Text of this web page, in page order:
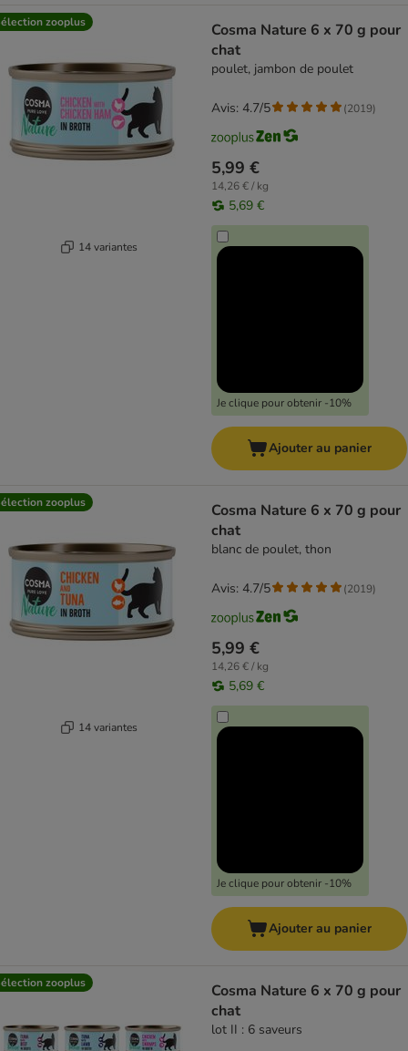
zooplus
14 variantes
Cosma Nature 6 x 70 g pour
chat
poulet, jambon de poulet
5,99 €
14,26 € / kg
5,69 €
Je clique pour obtenir -10%
Avis: 4.7/5 (2019)
Ajouter au panier
zooplus
14 variantes
Cosma Nature 6 x 70 g pour
chat
blanc de poulet, thon
5,99 €
14,26 € / kg
5,69 €
Je clique pour obtenir -10%
Avis: 4.7/5 (2019)
Ajouter au panier
zooplus
Cosma Nature 6 x 70 g pour
chat
lot II : 6 saveurs